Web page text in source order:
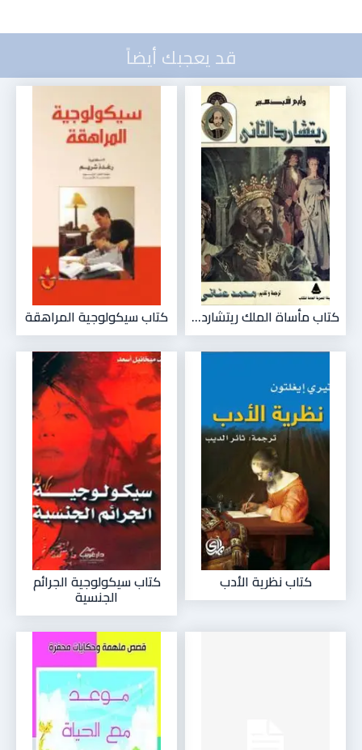
قد يعجبك أيضاً
كتاب مأساة الملك ريتشارد... كتاب سيكولوجية المراهقة
كتاب نظرية الأدب كتاب سيكولوجية الجرائم
الجنسية